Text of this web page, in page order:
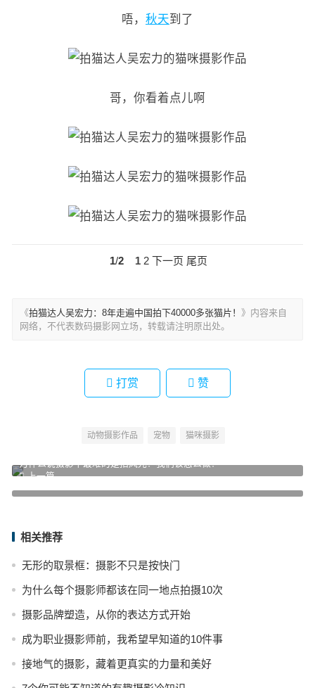
唔， 秋天到了
哥，你看着点儿啊
1/2 1 2 下一页 尾页
《拍猫达人吴宏力：8年走遍中国拍下40000多张猫片！ 》内容来自
网络，不代表数码摄影网立场，转载请注明原出处。
打赏 赞
动物摄影作品 宠物 猫咪摄影
上一篇
为什么说摄影中最难的是拍风光？我们该怎么做？
相关推荐
无形的取景框：摄影不只是按快门
为什么每个摄影师都该在同一地点拍摄10次
摄影品牌塑造，从你的表达方式开始
成为职业摄影师前，我希望早知道的10件事
接地气的摄影，藏着更真实的力量和美好